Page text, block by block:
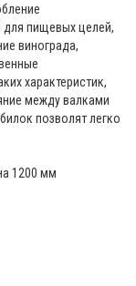
для пищевых целей,
винограда,
характеристик,
между валками
позволят легко
1200 мм